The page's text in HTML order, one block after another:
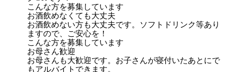
こんな方を募集しています
お酒飲めなくても大丈夫
お酒飲めない方も大丈夫です。ソフトドリンク等あり
ますので、ご安心を！
こんな方を募集しています
お母さん歓迎
お母さんも大歓迎です。お子さんが寝付いたあとにで
もアルバイトできます。